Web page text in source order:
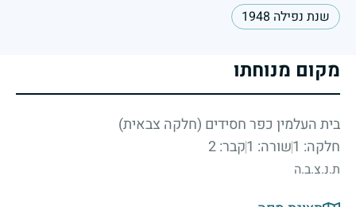
שנת נפילה 1948
מקום מנוחתו
בית העלמין כפר חסידים (חלקה צבאית)
חלקה: 1
שורה: 1 קבר: 2
ת.נ.צ.ב.ה